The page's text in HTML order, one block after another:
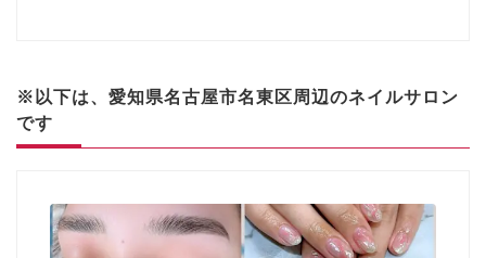
※以下は、愛知県名古屋市名東区周辺のネイルサロン
です